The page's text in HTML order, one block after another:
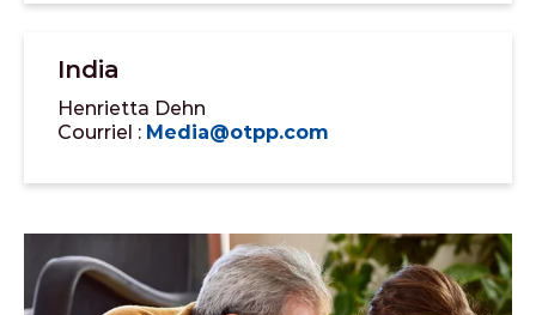
India
Henrietta Dehn
Courriel : Media@otpp.com